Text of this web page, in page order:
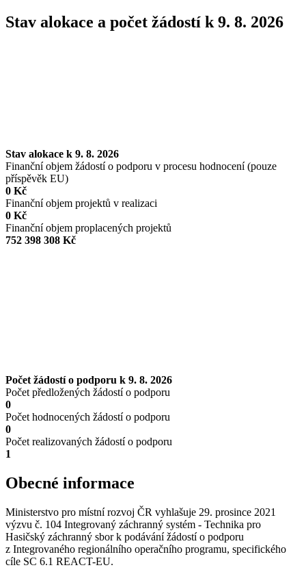
Stav alokace a počet žádostí k 9. 8. 2026
Stav alokace k 9. 8. 2026
Finanční objem žádostí o podporu v procesu hodnocení (pouze
příspěvěk EU)
0 Kč
Finanční objem projektů v realizaci
0 Kč
Finanční objem proplacených projektů
752 398 308 Kč
Počet žádostí o podporu k 9. 8. 2026
Počet předložených žádostí o podporu
0
Počet hodnocených žádostí o podporu
0
Počet realizovaných žádostí o podporu
1
Obecné informace
Ministerstvo pro místní rozvoj ČR vyhlašuje 29. prosince 2021
výzvu č. 104 Integrovaný záchranný systém - Technika pro
Hasičský záchranný sbor k podávání žádostí o podporu
z Integrovaného regionálního operačního programu, specifického
cíle SC 6.1 REACT-EU.